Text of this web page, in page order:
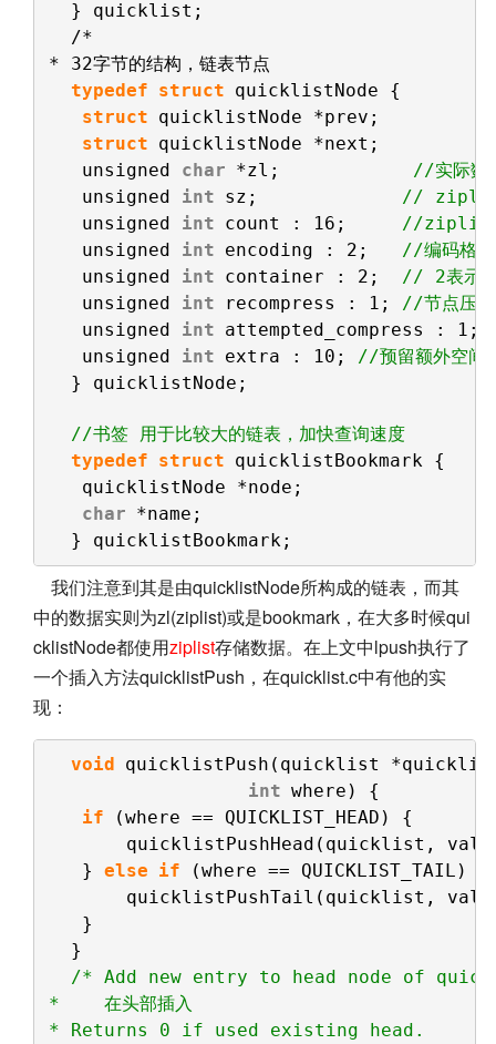
} quicklist;
/*
* 32字节的结构，链表节点
typedef struct quicklistNode {
struct quicklistNode *prev;
struct quicklistNode *next;
unsigned char *zl; //实际
unsigned int sz; //
unsigned int count : 16; //ziplist
unsigned int encoding : 2; //编码格式
unsigned int container : 2; // 2表示
unsigned int recompress : 1; //节点压缩
unsigned int attempted_compress : 1;
unsigned int extra : 10; //预留额外空间
} quicklistNode;
//书签 用于比较大的链表，加快查询速度
typedef struct quicklistBookmark {
quicklistNode *node;
char *name;
} quicklistBookmark;
我们注意到其是由quicklistNode所构成的链表，而其
中的数据实则为zl(ziplist)或是bookmark，在大多时候qui
cklistNode都使用ziplist存储数据。在上文中lpush执行了
一个插入方法quicklistPush，在quicklist.c中有他的实
现：
void quicklistPush(quicklist
int where) {
if
(where == QUICKLIST_HEAD) {
quicklistPushHead(quicklist,
} else if
(where == QUICKLIST_TAIL) {
quicklistPushTail(quicklist,
}
}
/* Add new entry to head node of
*    在头部插入
* Returns 0 if used existing head.